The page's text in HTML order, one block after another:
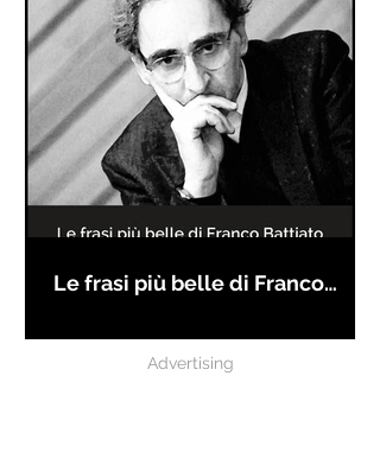
Le frasi più belle di Franco
Advertising